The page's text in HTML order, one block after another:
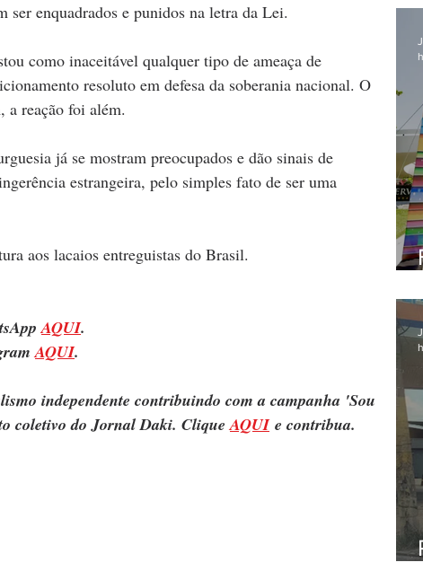
ser enquadrados e punidos na letra da Lei.
como inaceitável qualquer tipo de ameaça de
resoluto em defesa da soberania nacional. O
a reação foi além.
já se mostram preocupados e dão sinais de
estrangeira, pelo simples fato de ser uma
aos lacaios entreguistas do Brasil.
AQUI.
AQUI.
independente contribuindo com a campanha 'Sou
coletivo do Jornal Daki. Clique AQUI e contribua.